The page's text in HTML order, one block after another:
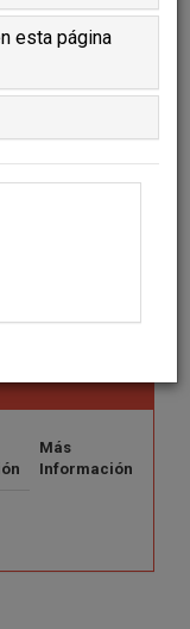
esta página
Más
Información